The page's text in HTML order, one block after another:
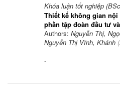
Khóa luận tốt nghiệp
Thiết kế không gian
phần tập đoàn đầu tư
Authors: Nguyễn Thị,
Nguyễn Thị Vĩnh, Khánh (
-